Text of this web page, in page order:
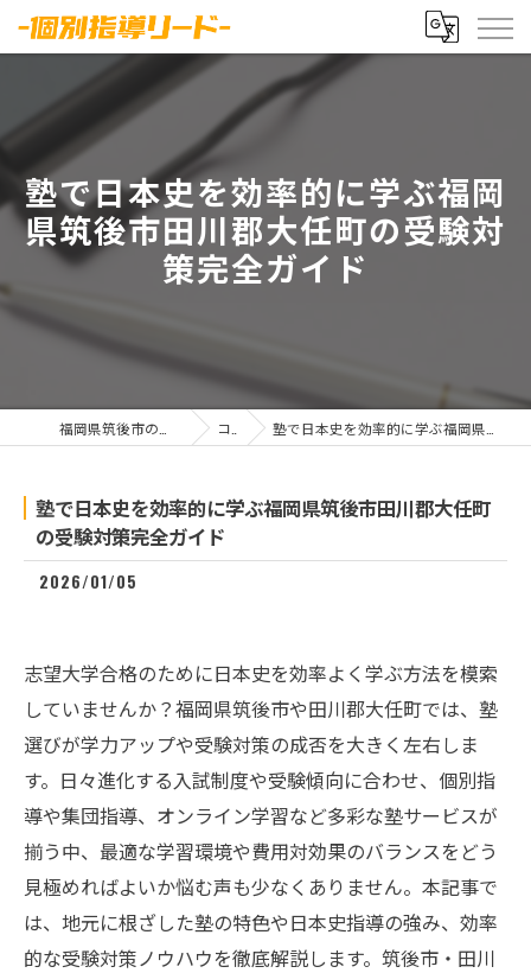
塾で日本史を効率的に学ぶ福岡
県筑後市田川郡大任町の受験対
策完全ガイド
コラム 塾で日本史を効率的に学ぶ福岡県筑後市田川郡大任町の受験対策完全ガイド
塾で日本史を効率的に学ぶ福岡県筑後市田川郡大任町
の受験対策完全ガイド
2026/01/05
志望大学合格のために日本史を効率よく学ぶ方法を模索
していませんか？福岡県筑後市や田川郡大任町では、塾
選びが学力アップや受験対策の成否を大きく左右しま
す。日々進化する入試制度や受験傾向に合わせ、個別指
導や集団指導、オンライン学習など多彩な塾サービスが
揃う中、最適な学習環境や費用対効果のバランスをどう
見極めればよいか悩む声も少なくありません。本記事で
は、地元に根ざした塾の特色や日本史指導の強み、効率
的な受験対策ノウハウを徹底解説します。筑後市・田川